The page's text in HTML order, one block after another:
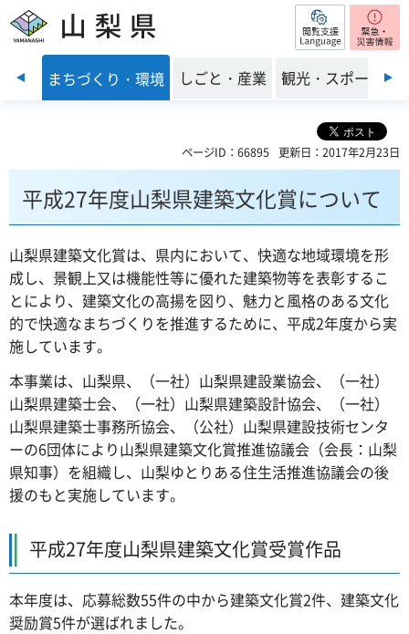
山梨県 閲覧支援
祉 まちづくり・環境 しごと・産業 観光・スポーツ
ページID：66895 更新日：2017年2月23日
平成27年度山梨県建築文化賞について
山梨県建築文化賞は、県内において、快適な地域環境を形
成し、景観上又は機能性等に優れた建築物等を表彰するこ
とにより、建築文化の高揚を図り、魅力と風格のある文化
的で快適なまちづくりを推進するために、平成2年度から実
施しています。
本事業は、山梨県、（一社）山梨県建設業協会、（一社）
山梨県建築士会、（一社）山梨県建築設計協会、（一社）
山梨県建築士事務所協会、（公社）山梨県建設技術センタ
ーの6団体により山梨県建築文化賞推進協議会（会長：山梨
県知事）を組織し、山梨ゆとりある住生活推進協議会の後
援のもと実施しています。
平成27年度山梨県建築文化賞受賞作品
本年度は、応募総数55件の中から建築文化賞2件、建築文化
奨励賞5件が選ばれました。